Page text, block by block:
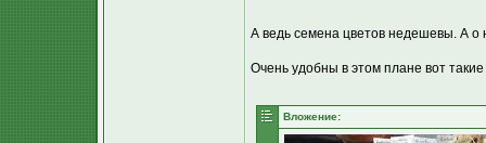
А ведь семена цветов недешевы. А
Очень удобны в этом плане вот такие
Вложение: